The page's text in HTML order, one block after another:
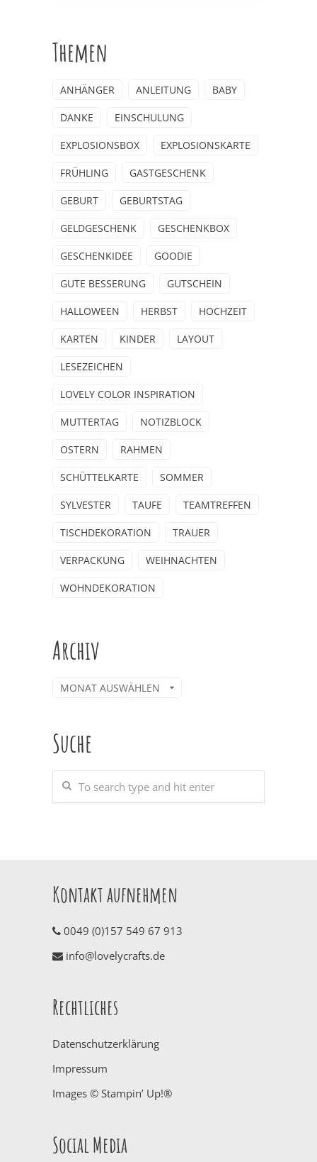
Themen
ANHÄNGER ANLEITUNG BABY
DANKE EINSCHULUNG
EXPLOSIONSBOX EXPLOSIONSKARTE
FRÜHLING GASTGESCHENK
GEBURT GEBURTSTAG
GELDGESCHENK GESCHENKBOX
GESCHENKIDEE GOODIE
GUTE BESSERUNG GUTSCHEIN
HALLOWEEN HERBST HOCHZEIT
KARTEN KINDER LAYOUT
LESEZEICHEN
LOVELY COLOR INSPIRATION
MUTTERTAG NOTIZBLOCK
OSTERN RAHMEN
SCHÜTTELKARTE SOMMER
SYLVESTER TAUFE TEAMTREFFEN
TISCHDEKORATION TRAUER
VERPACKUNG WEIHNACHTEN
WOHNDEKORATION
Archiv
Archiv
Suche
Kontakt aufnehmen
0049 (0)157 549 67 913
info@lovelycrafts.de
Rechtliches
Datenschutzerklärung
Impressum
Images © Stampin’ Up!®
Social Media